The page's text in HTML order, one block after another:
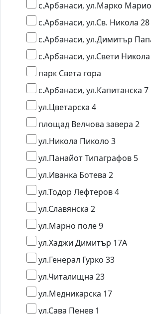
с.Арбанаси, ул.Марко
с.Арбанаси, ул.Св. Никола 28
с.Арбанаси, ул.Димитър
с.Арбанаси, ул.Свети
парк Света гора
с.Арбанаси, ул.Капитанска 7
ул.Цветарска 4
площад Велчова завера 2
ул.Никола Пиколо 3
ул.Панайот Типаграфов 5
ул.Иванка Ботева 2
ул.Тодор Лефтеров 4
ул.Славянска 2
ул.Марно поле 9
ул.Хаджи Димитър 17А
ул.Генерал Гурко 33
ул.Читалищна 23
ул.Медникарска 17
ул.Сава Пенев 1